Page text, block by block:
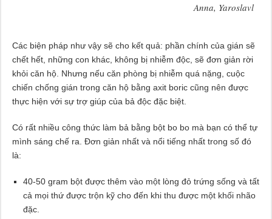
Anna, Yaroslavl
Các biện pháp như vậy sẽ cho kết quả: phần chính của gián sẽ
chết hết, những con khác, không bị nhiễm độc, sẽ đơn giản rời
khỏi căn hộ. Nhưng nếu căn phòng bị nhiễm quá nặng, cuộc
chiến chống gián trong căn hộ bằng axit boric cũng nên được
thực hiện với sự trợ giúp của bả độc đặc biệt.
Có rất nhiều công thức làm bả bằng bột bo bo mà bạn có thể tự
mình sáng chế ra. Đơn giản nhất và nổi tiếng nhất trong số đó
là:
40-50 gram bột được thêm vào một lòng đỏ trứng sống và tất
cả mọi thứ được trộn kỹ cho đến khi thu được một khối nhão
đặc.